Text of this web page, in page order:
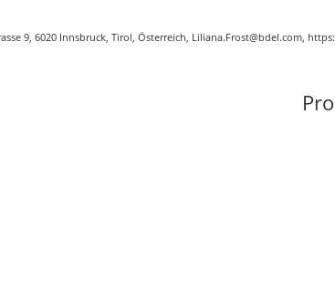
9, 6020 Innsbruck, Tirol, Österreich, Liliana.Frost@bdel.com,